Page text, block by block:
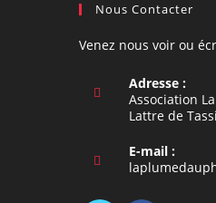
Nous Contacter
Venez nous voir ou
Adresse :
Association
Lattre de
E-mail :